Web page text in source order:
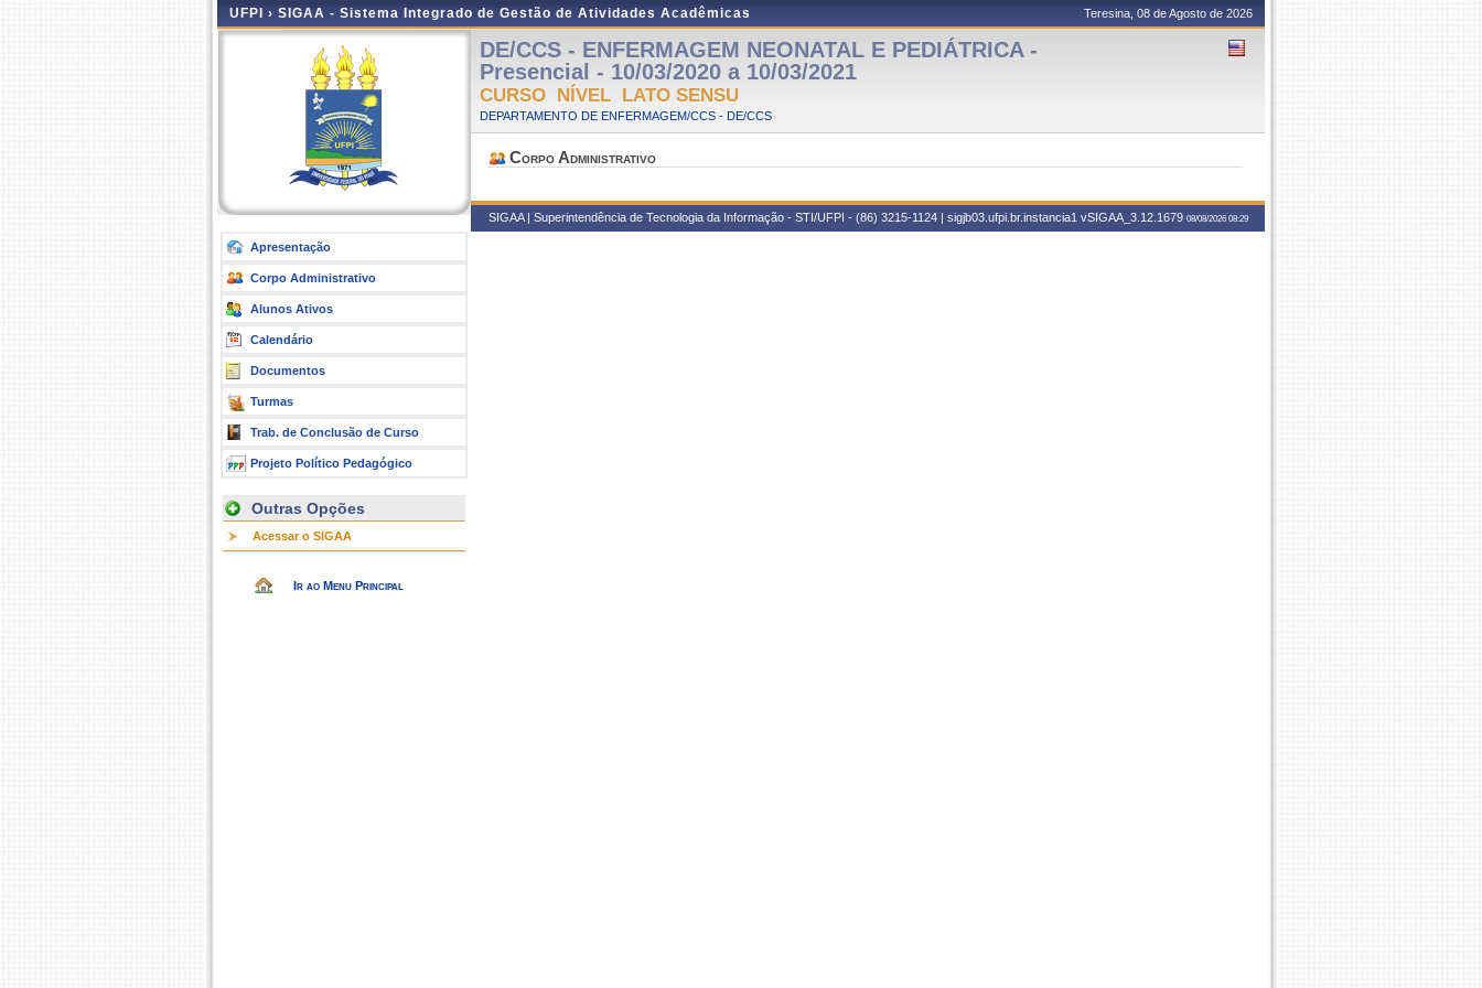
UFPI › SIGAA - Sistema Integrado de Gestão de Atividades Acadêmicas Teresina, 08 de Agosto de 2026
Apresentação
Corpo Administrativo
Alunos Ativos
Calendário
Documentos
Turmas
Trab. de Conclusão de Curso
Projeto Político Pedagógico
Outras Opções
Acessar o SIGAA
Ir ao Menu Principal
DE/CCS - ENFERMAGEM NEONATAL E PEDIÁTRICA -
Presencial - 10/03/2020 a 10/03/2021
CURSO NÍVEL LATO SENSU
DEPARTAMENTO DE ENFERMAGEM/CCS - DE/CCS
Corpo Administrativo
SIGAA | Superintendência de Tecnologia da Informação - STI/UFPI - (86) 3215-1124 | sigjb03.ufpi.br.instancia1 vSIGAA_3.12.1679 08/08/2026 08:29